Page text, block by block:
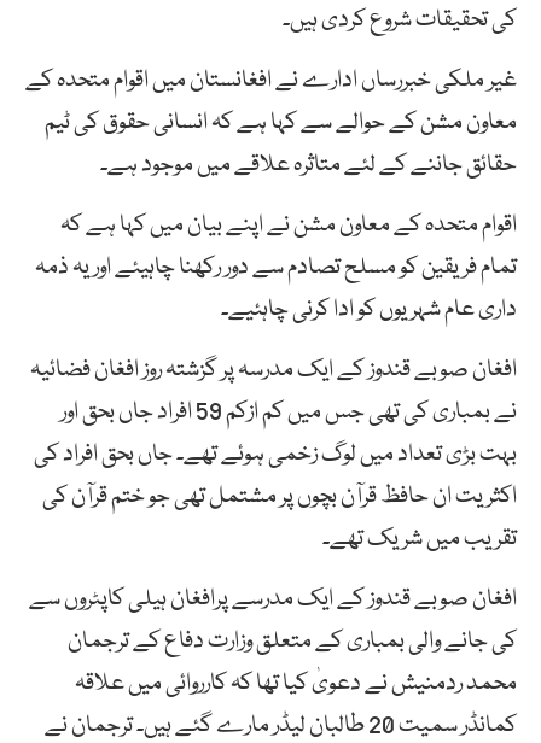
کی تحقیقات شروع کردی ہیں۔
غیر ملکی خبررساں ادارے نے افغانستان میں اقوام متحدہ کے
معاون مشن کے حوالے سے کہا ہے کہ انسانی حقوق کی ٹیم
حقائق جاننے کے لئے متاثرہ علاقے میں موجود ہے۔
اقوام متحدہ کے معاون مشن نے اپنے بیان میں کہا ہے کہ
تمام فریقین کو مسلح تصادم سے دور رکھنا چاہیئے اور یہ ذمہ
داری عام شہریوں کو ادا کرنی چاہئیے۔
افغان صوبے قندوز کے ایک مدرسہ پر گزشتہ روز افغان فضائیہ
نے بمباری کی تھی جس میں کم ازکم 59 افراد جاں بحق اور
بہت بڑی تعداد میں لوگ زخمی ہوئے تھے۔ جاں بحق افراد کی
اکثریت ان حافظ قرآن بچوں پر مشتمل تھی جو ختم قرآن کی
تقریب میں شریک تھے۔
افغان صوبے قندوز کے ایک مدرسے پرافغان ہیلی کاپٹروں سے
کی جانے والی بمباری کے متعلق وزارت دفاع کے ترجمان
محمد ردمنیش نے دعویٰ کیا تھا کہ کارروائی میں علاقہ
کمانڈر سمیت 20 طالبان لیڈر مارے گئے ہیں۔ ترجمان نے